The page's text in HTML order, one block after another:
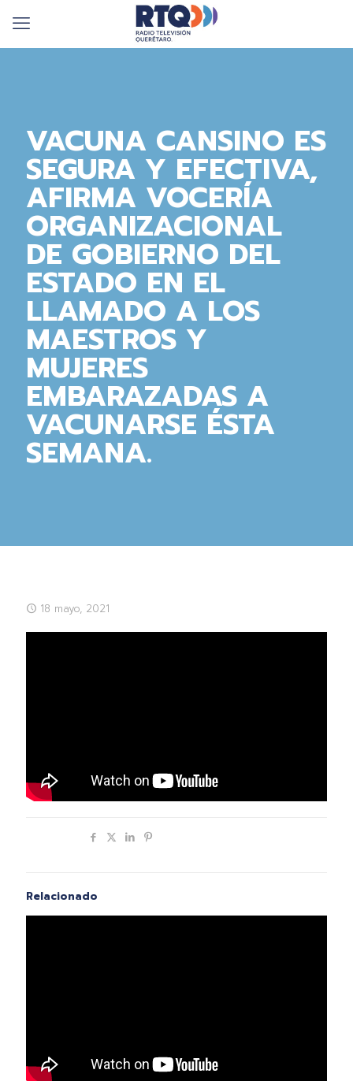
VACUNA CANSINO ES
SEGURA Y EFECTIVA,
AFIRMA VOCERÍA
ORGANIZACIONAL
DE GOBIERNO DEL
ESTADO EN EL
LLAMADO A LOS
MAESTROS Y
MUJERES
EMBARAZADAS A
VACUNARSE ÉSTA
SEMANA.
18 mayo, 2021
Relacionado